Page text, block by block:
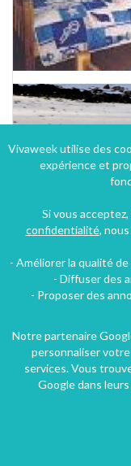
Vivaweek utilise des
expérience et
Si vous
confidentialité,
- Améliorer la qualité
- Diffuser des
- Proposer des
Notre partenaire
personnaliser
services. Vous
Google dans leurs